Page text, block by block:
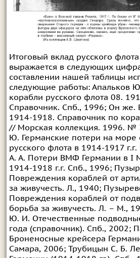
Итоговый вклад русского
выражается в следующих
составлении нашей таблицы
следующие работы: Апальков
корабли русского флота 08.
Справочник. Спб., 1996; Он же.
1914-1918. Справочник по
// Морская коллекция. 1996. №
Ю. Германские потери на море
русского флота в 1914-1917
А. А. Потери ВМФ Германии в I
1914-1918 г.г. Спб., 1996;
Повреждения кораблей от
за живучесть. Л., 1940;
Повреждения кораблей от
борьба за живучесть. Л. – М.,
Ю. И. Отечественные
года (справочник). Спб., 2002;
Броненосные крейсера
Самара, 2006; Трубицын С. Б.